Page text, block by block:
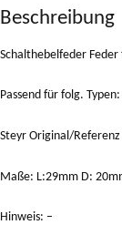
Beschreibung
Schalthebelfeder
Passend für folg.
Steyr Original/
Maße: L:29mm D:
Hinweis: –